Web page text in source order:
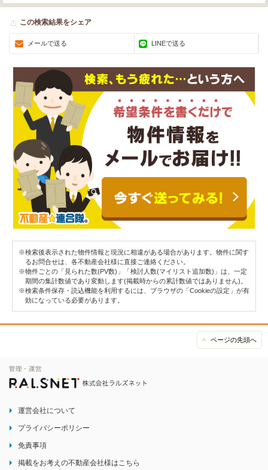
この検索結果をシェア
メールで送る LINEで送る
※検索後表示された物件情報と現況に相違がある場合があります。物件に関す
るお問合せは、各不動産会社様に直接ご連絡ください。
※物件ごとの「見られた数(PV数)」「検討人数(マイリスト追加数)」は、一定
期間の集計数値であり変動します(掲載時からの累計数値ではありません)。
※検索条件保存・読込機能を利用するには、ブラウザの「Cookieの設定」が有
効になっている必要があります。
ページの先頭へ
運営会社について
プライバシーポリシー
免責事項
掲載をお考えの不動産会社様はこちら